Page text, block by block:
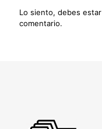
Lo siento, debes estar
comentario.